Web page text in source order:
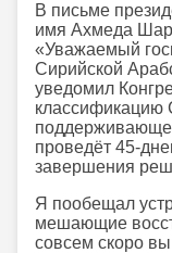
В письме
имя Ахмеда
«Уважаемый
Сирийской
уведомил
классификацию
проведёт 45-
завершения
Я пообещал
мешающие
совсем скоро